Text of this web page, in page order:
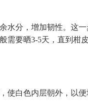
水分，增加韧性。这
需要晒3-5天，直到柑
使白色内层朝外，以